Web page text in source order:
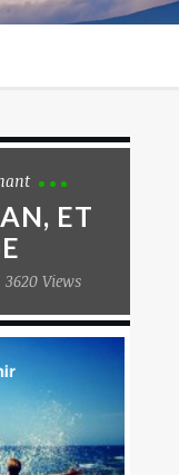
ET
3620 Views